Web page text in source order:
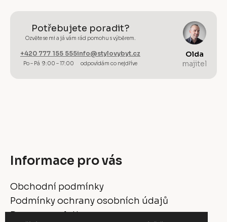
Potřebujete poradit?
Ozvěte se mi a já vám rád pomohu s výběrem.
+420 777 155 555
Po – Pá 9:00 – 17:00
info@stylovybyt.cz
odpovídám co nejdříve
Olda
majitel
Informace pro vás
Obchodní podmínky
Podmínky ochrany osobních údajů
Doprava a platba